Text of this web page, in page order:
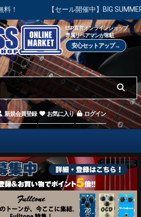
【セール開催中】BIG SUMMER
ESP直営オンラインショップ
専属リペアマンが常駐
安心セットアップ→
新規会員登録 お気に入り ログイン